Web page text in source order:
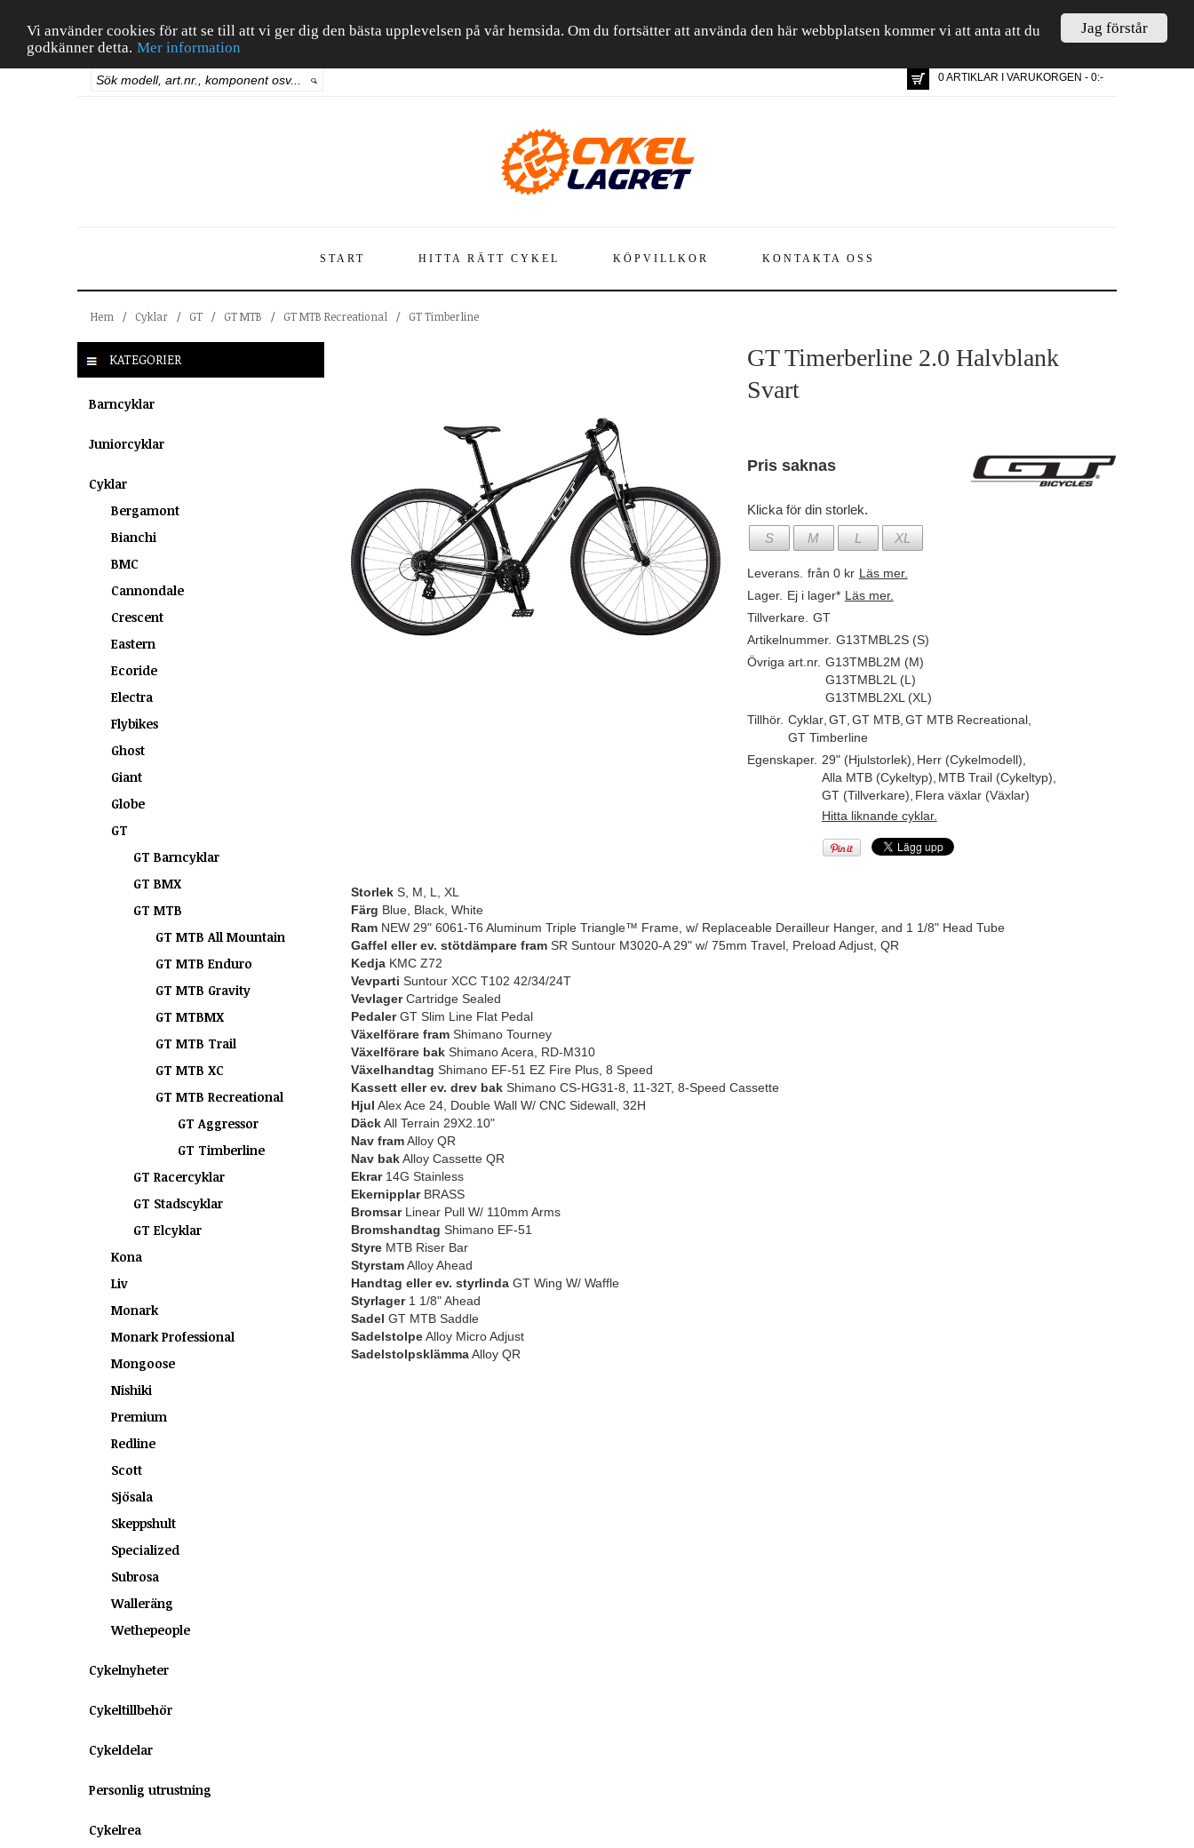
Jag förstår
Vi använder cookies för att se till att vi ger dig den bästa upplevelsen på vår hemsida. Om du fortsätter att använda den här webbplatsen kommer vi att anta att du
godkänner detta. Mer information
0 ARTIKLAR I VARUKORGEN - 0:-
START HITTA RÄTT CYKEL KÖPVILLKOR KONTAKTA OSS
Hem / Cyklar / GT / GT MTB / GT MTB Recreational / GT Timberline
KATEGORIER
Barncyklar
Juniorcyklar
Cyklar
Bergamont
Bianchi
BMC
Cannondale
Crescent
Eastern
Ecoride
Electra
Flybikes
Ghost
Giant
Globe
GT
GT Barncyklar
GT BMX
GT MTB
GT MTB All Mountain
GT MTB Enduro
GT MTB Gravity
GT MTBMX
GT MTB Trail
GT MTB XC
GT MTB Recreational
GT Aggressor
GT Timberline
GT Racercyklar
GT Stadscyklar
GT Elcyklar
Kona
Liv
Monark
Monark Professional
Mongoose
Nishiki
Premium
Redline
Scott
Sjösala
Skeppshult
Specialized
Subrosa
Walleräng
Wethepeople
Cykelnyheter
Cykeltillbehör
Cykeldelar
Personlig utrustning
Cykelrea
GT Timerberline 2.0 Halvblank
Svart
Pris saknas
Klicka för din storlek.
S
M L XL
Leverans. från 0 kr Läs mer.
Lager. Ej i lager* Läs mer.
Tillverkare. GT
Artikelnummer. G13TMBL2S (S)
Övriga art.nr. G13TMBL2M (M)
G13TMBL2L (L)
G13TMBL2XL (XL)
Tillhör. Cyklar, GT, GT MTB, GT MTB Recreational,
GT Timberline
Egenskaper. 29" (Hjulstorlek) Herr (Cykelmodell)
Alla MTB (Cykeltyp) MTB Trail (Cykeltyp)
GT (Tillverkare) Flera växlar (Växlar)
Hitta liknande cyklar.
StorlekS, M, L, XL
Färg Blue, Black, White
RamNEW 29" 6061-T6 Aluminum Triple Triangle™ Frame, w/ Replaceable Derailleur Hanger, and 1 1/8" Head Tube
Gaffel eller ev. stötdämpare framSR Suntour M3020-A 29" w/ 75mm Travel, Preload Adjust, QR
KedjaKMC Z72
Vevparti Suntour XCC T102 42/34/24T
VevlagerCartridge Sealed
PedalerGT Slim Line Flat Pedal
Växelförare framShimano Tourney
Växelförare bakShimano Acera, RD-M310
Växelhandtag Shimano EF-51 EZ Fire Plus, 8 Speed
Kassett eller ev. drev bakShimano CS-HG31-8, 11-32T, 8-Speed Cassette
Hjul Alex Ace 24, Double Wall W/ CNC Sidewall, 32H
DäckAll Terrain 29X2.10"
Nav framAlloy QR
Nav bakAlloy Cassette QR
Ekrar14G Stainless
EkernipplarBRASS
BromsarLinear Pull W/ 110mm Arms
Bromshandtag Shimano EF-51
StyreMTB Riser Bar
StyrstamAlloy Ahead
Handtag eller ev. styrlindaGT Wing W/ Waffle
Styrlager1 1/8" Ahead
Sadel GT MTB Saddle
SadelstolpeAlloy Micro Adjust
SadelstolpsklämmaAlloy QR